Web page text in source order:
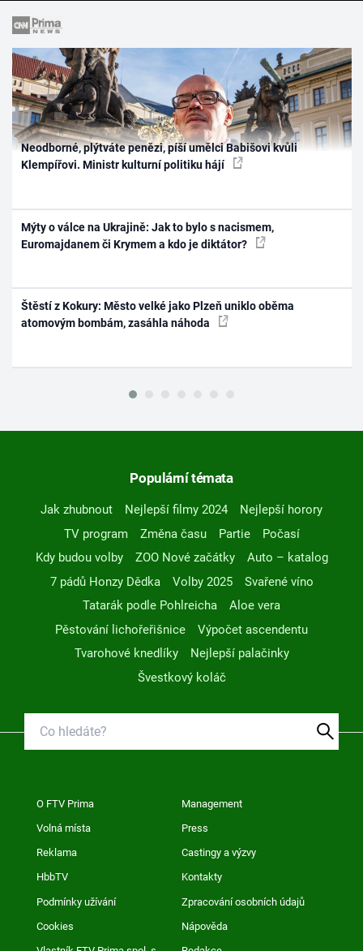
Neodborné, plýtváte penězi, píší umělci Babišovi kvůli
Klempířovi. Ministr kulturní politiku hájí
Mýty o válce na Ukrajině: Jak to bylo s nacismem,
Euromajdanem či Krymem a kdo je diktátor?
Štěstí z Kokury: Město velké jako Plzeň uniklo oběma
atomovým bombám, zasáhla náhoda
Populární témata
Jak zhubnout Nejlepší filmy 2024
Nejlepší horory
TV program
Změna času Partie
Počasí
Kdy budou volby
ZOO Nové začátky
Auto – katalog
7 pádů Honzy Dědka
Volby 2025
Svařené víno
Tatarák podle Pohlreicha
Aloe vera
Pěstování lichořeřišnice
Výpočet ascendentu
Tvarohové knedlíky
Nejlepší palačinky
Švestkový koláč
O FTV Prima Management
Volná místa Press
Reklama Castingy a výzvy
HbbTV Kontakty
Podmínky užívání Zpracování osobních údajů
Cookies Nápověda